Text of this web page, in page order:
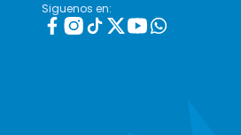
Siguenos en: